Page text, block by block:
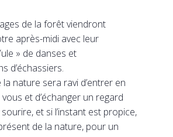
de la forêt viendront
après-midi avec leur
» de danses et
d’échassiers.
la nature sera ravi d’entrer en
et d’échanger un regard
et si l’instant est propice,
de la nature, pour un